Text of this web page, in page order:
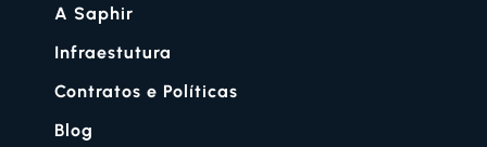
A Saphir
Infraestutura
Contratos e Políticas
Blog